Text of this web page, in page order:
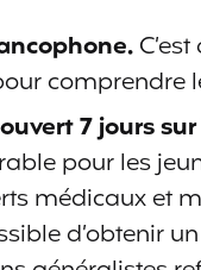
comprendre
7 jours
pour les
médicaux et
d’obtenir un